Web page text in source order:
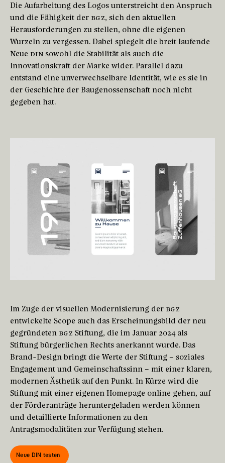
Die Aufarbeitung des Logos unterstreicht den Anspruch
und die Fähigkeit der BGZ, sich den aktuellen
Herausforderungen zu stellen, ohne die eigenen
Wurzeln zu vergessen. Dabei spiegelt die breit laufende
Neue DIN sowohl die Stabilität als auch die
Innovationskraft der Marke wider. Parallel dazu
entstand eine unverwechselbare Identität, wie es sie in
der Geschichte der Baugenossenschaft noch nicht
gegeben hat.
Im Zuge der visuellen Modernisierung der BGZ
entwickelte Scope auch das Erscheinungsbild der neu
gegründeten BGZ Stiftung, die im Januar 2024 als
Stiftung bürgerlichen Rechts anerkannt wurde. Das
Brand-Design bringt die Werte der Stiftung – soziales
Engagement und Gemeinschaftssinn – mit einer klaren,
modernen Ästhetik auf den Punkt. In Kürze wird die
Stiftung mit einer eigenen Homepage online gehen, auf
der Förderanträge heruntergeladen werden können
und detaillierte Informationen zu den
Antragsmodalitäten zur Verfügung stehen.
Neue DIN testen